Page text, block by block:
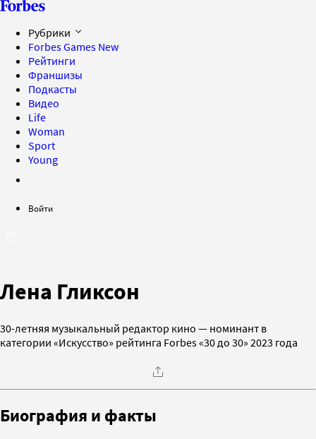
Рубрики
Forbes Games New
Рейтинги
Франшизы
Подкасты
Видео
Life
Woman
Sport
Young
Войти
Лена Гликсон
30-летняя музыкальный редактор кино — номинант в
категории «Искусство» рейтинга Forbes «30 до 30» 2023 года
Биография и факты